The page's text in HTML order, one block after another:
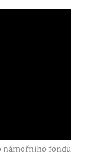
námořního fondu